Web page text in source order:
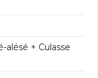
+ Culasse